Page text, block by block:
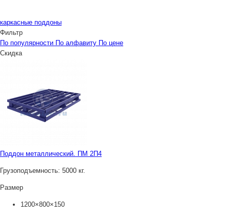
каркасные поддоны
Фильтр
По популярности По алфавиту По цене
Скидка
Поддон металлический. ПМ 2П4
Грузоподъемность: 5000 кг.
Размер
1200×800×150